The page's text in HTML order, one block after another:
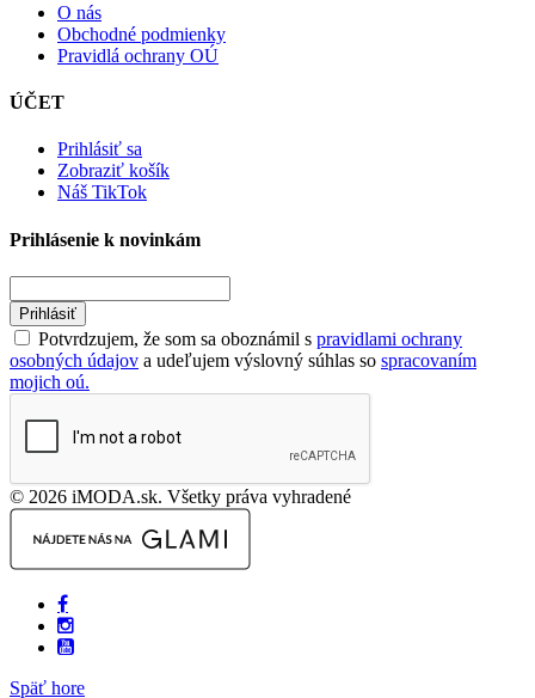
O nás
Obchodné podmienky
Pravidlá ochrany OÚ
ÚČET
Prihlásiť sa
Zobraziť košík
Náš TikTok
Prihlásenie k novinkám
Prihlásiť
Potvrdzujem, že som sa oboznámil s pravidlami ochrany
osobných údajov a udeľujem výslovný súhlas so spracovaním
mojich oú.
© 2026 iMODA.sk. Všetky práva vyhradené
Späť hore